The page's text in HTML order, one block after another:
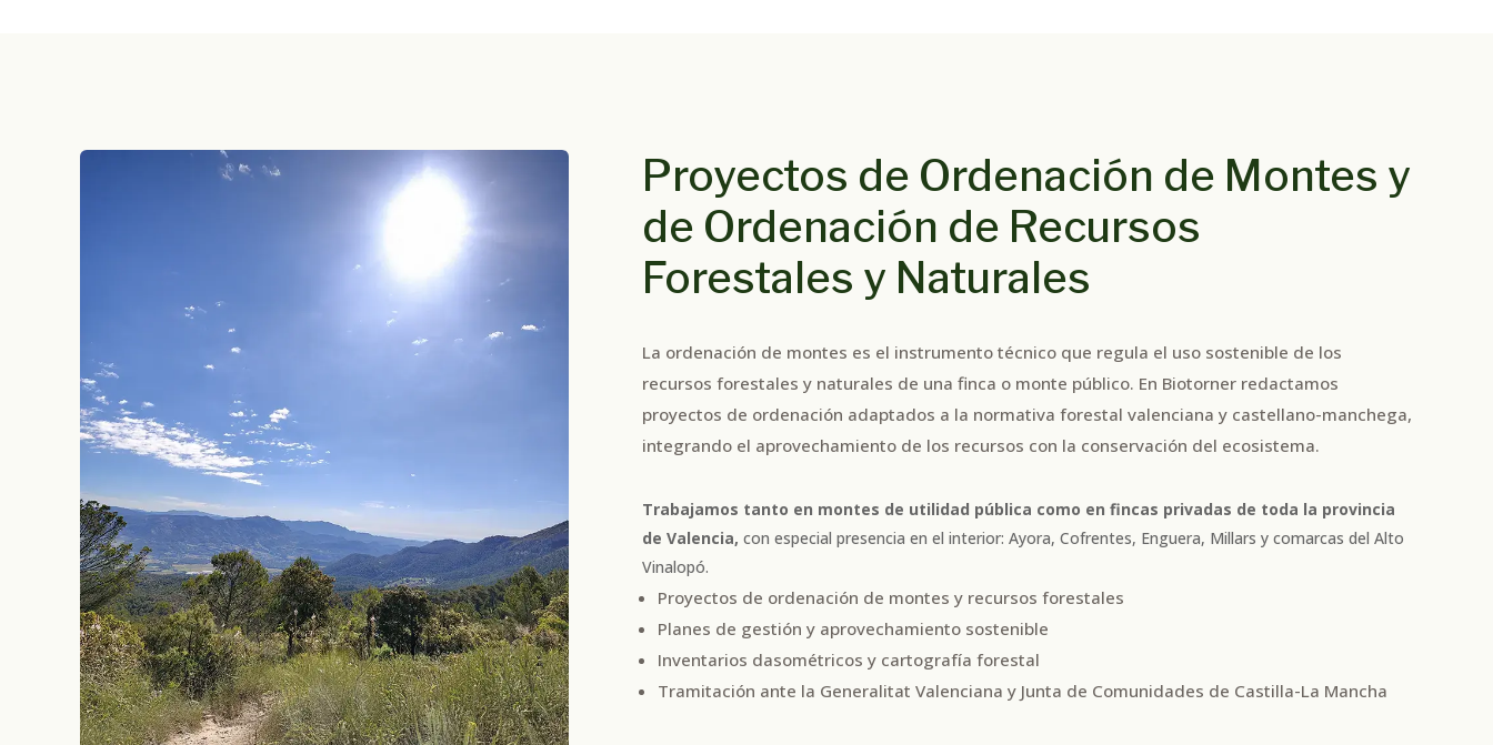
Proyectos de Ordenación de Montes y
de Ordenación de Recursos
Forestales y Naturales
La ordenación de montes es el instrumento técnico que regula el uso sostenible de los
recursos forestales y naturales de una finca o monte público. En Biotorner redactamos
proyectos de ordenación adaptados a la normativa forestal valenciana y castellano-manchega,
integrando el aprovechamiento de los recursos con la conservación del ecosistema.
Trabajamos tanto en montes de utilidad pública como en fincas privadas de toda la provincia
de Valencia, con especial presencia en el interior: Ayora, Cofrentes, Enguera, Millars y comarcas del Alto
Vinalopó.
Proyectos de ordenación de montes y recursos forestales
Planes de gestión y aprovechamiento sostenible
Inventarios dasométricos y cartografía forestal
Tramitación ante la Generalitat Valenciana y Junta de Comunidades de Castilla-La Mancha